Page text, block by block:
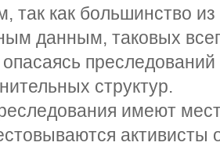
так как большинство
данным, таковых
структур.
имеют
активисты